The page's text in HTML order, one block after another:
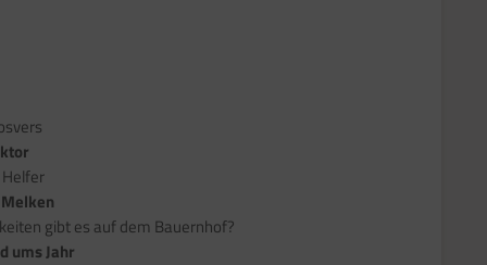
gibt es auf dem Bauernhof?
ums Jahr